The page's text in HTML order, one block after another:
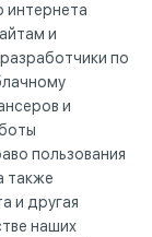
интернета
и
по
и
пользования
также
и другая
наших